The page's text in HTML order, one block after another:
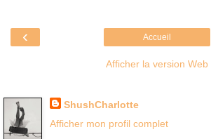
‹ Accueil
Afficher la version Web
ShushCharlotte
Afficher mon profil complet